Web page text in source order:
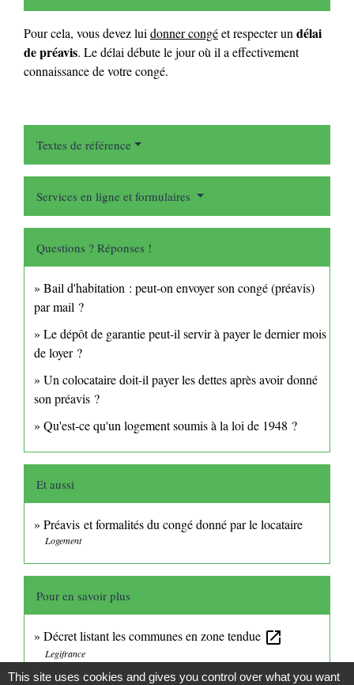
Pour cela, vous devez lui donner congéet respecter un délai
de préavis. Le délai débute le jour où il a effectivement
connaissance de votre congé.
Textes de référence
Services en ligne et formulaires
Questions ? Réponses !
Bail d'habitation : peut-on envoyer son congé (préavis)
par mail ?
Le dépôt de garantie peut-il servir à payer le dernier mois
de loyer ?
Un colocataire doit-il payer les dettes après avoir donné
son préavis ?
Qu'est-ce qu'un logement soumis à la loi de 1948 ?
Et aussi
Préavis et formalités du congé donné par le locataire
Logement
Pour en savoir plus
Décret listant les communes en zone tendue open_in_new
Legifrance
This site uses cookies and gives you control over what you want